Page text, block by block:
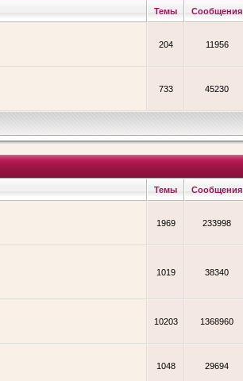
Темы Сообщения
204 11956
733 45230
Темы Сообщения
1969 233998
1019 38340
10203 1368960
1048 29694